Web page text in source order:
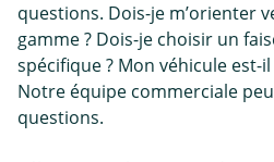
questions. Dois-je m’orienter
gamme ? Dois-je choisir un
spécifique ? Mon véhicule est-
Notre équipe commerciale
questions.